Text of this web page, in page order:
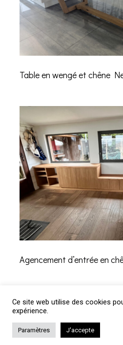
Table en wengé et chêne
Agencement d’entrée en
Ce site web utilise des cookies
expérience.
Paramètres J'accepte